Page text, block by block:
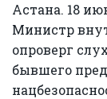
Астана. 18
Министр
опроверг
бывшего